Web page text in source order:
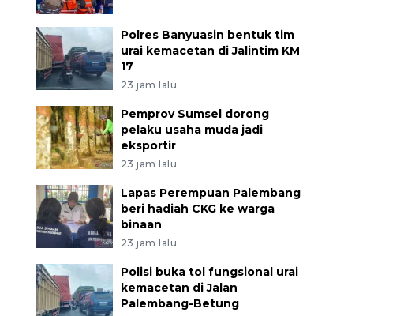
Polres Banyuasin bentuk tim
urai kemacetan di Jalintim KM
17
23 jam lalu
Pemprov Sumsel dorong
pelaku usaha muda jadi
eksportir
23 jam lalu
Lapas Perempuan Palembang
beri hadiah CKG ke warga
binaan
23 jam lalu
Polisi buka tol fungsional urai
kemacetan di Jalan
Palembang-Betung